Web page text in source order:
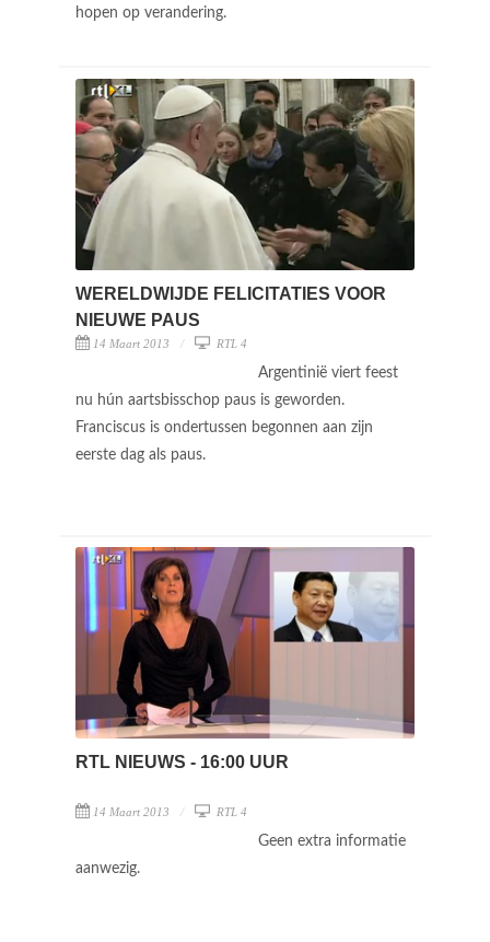
hopen op verandering.
WERELDWIJDE FELICITATIES VOOR
NIEUWE PAUS
14 Maart 2013 RTL 4
Argentinië viert feest
nu hún aartsbisschop paus is geworden.
Franciscus is ondertussen begonnen aan zijn
eerste dag als paus.
RTL NIEUWS - 16:00 UUR
14 Maart 2013 RTL 4
Geen extra informatie
aanwezig.